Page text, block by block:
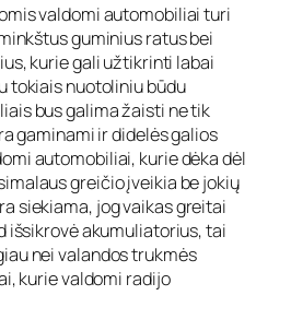
valdomi automobiliai turi
guminius ratus bei
kurie gali užtikrinti labai
tokiais nuotoliniu būdu
bus galima žaisti ne tik
gaminami ir didelės galios
automobiliai, kurie dėka dėl
greičio įveikia be jokių
siekiama, jog vaikas greitai
išsikrovė akumuliatorius, tai
nei valandos trukmės
kurie valdomi radijo